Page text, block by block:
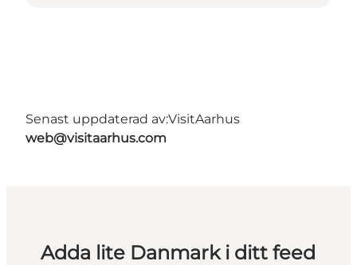
Senast uppdaterad av:VisitAarhus
web@visitaarhus.com
Adda lite Danmark i ditt feed